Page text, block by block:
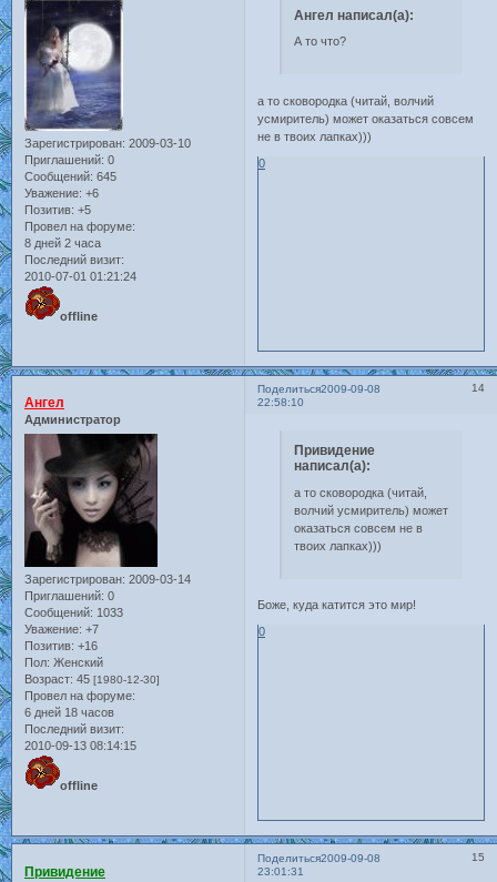
Зарегистрирован: 2009-03-10
Приглашений: 0
Сообщений: 645
Уважение: +6
Позитив: +5
Провел на форуме:
8 дней 2 часа
Последний визит:
2010-07-01 01:21:24
offline
Ангел написал(а):
А то что?
а то сковородка (читай, волчий
усмиритель) может оказаться совсем
не в твоих лапках)))
0
Поделиться 14
2009-09-08
22:58:10
Ангел
Администратор
Зарегистрирован: 2009-03-14
Приглашений: 0
Сообщений: 1033
Уважение: +7
Позитив: +16
Пол: Женский
Возраст: 45 [1980-12-30]
Провел на форуме:
6 дней 18 часов
Последний визит:
2010-09-13 08:14:15
offline
Привидение
написал(а):
а то сковородка (читай,
волчий усмиритель) может
оказаться совсем не в
твоих лапках)))
Боже, куда катится это мир!
0
Поделиться 15
2009-09-08
23:01:31
Привидение